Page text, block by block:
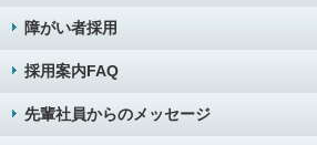
障がい者採用
採用案内FAQ
先輩社員からのメッセージ